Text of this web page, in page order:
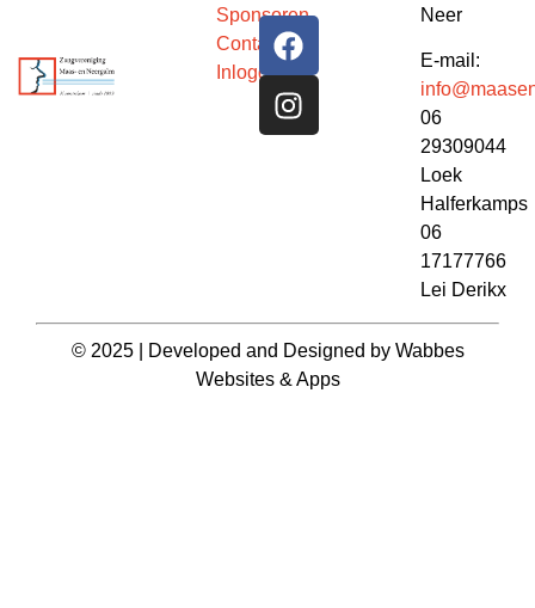
Sponsoren
Contact
Inloggen
Neer
E-mail:
06
29309044
Loek
Halferkamps
06
17177766
Lei Derikx
© 2025 | Developed and Designed by Wabbes
Websites & Apps